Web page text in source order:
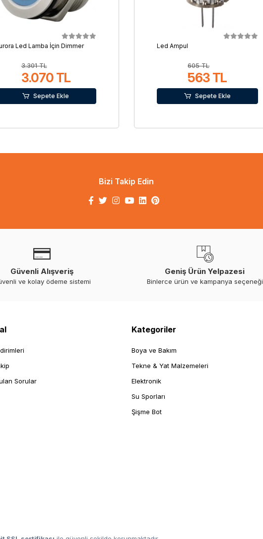
Led Lamba İçin Dimmer
3.301 TL
3.070 TL
Sepete Ekle
Led Ampul
605 TL
563 TL
Sepete Ekle
Bizi Takip Edin
Güvenli Alışveriş
ve kolay ödeme sistemi
Geniş Ürün Yelpazesi
Binlerce ürün ve kampanya seçeneği
Sorular
Kategoriler
Boya ve Bakım
Tekne & Yat Malzemeleri
Elektronik
Su Sporları
Şişme Bot